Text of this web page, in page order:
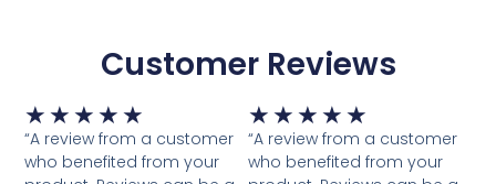
Customer Reviews
★ ★ ★ ★ ★ Waardering
5
van
“A review from a customer
who benefited from your
★ ★ ★ ★ ★
5
van
“A review from a customer
who benefited from your